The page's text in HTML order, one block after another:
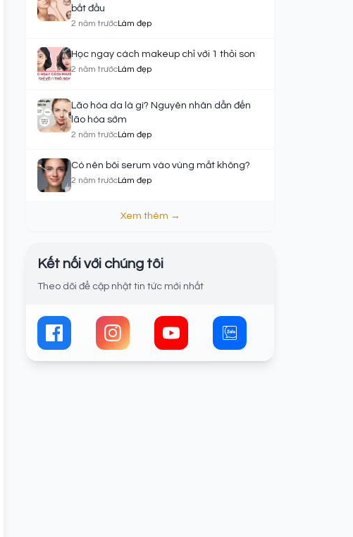
bắt đầu
2 năm trướcLàm đẹp
Học ngay cách makeup chỉ với 1 thỏi son
2 năm trướcLàm đẹp
Lão hóa da là gì? Nguyên nhân dẫn đến
lão hóa sớm
2 năm trướcLàm đẹp
Có nên bôi serum vào vùng mắt không?
2 năm trướcLàm đẹp
Xem thêm →
Kết nối với chúng tôi
Theo dõi để cập nhật tin tức mới nhất